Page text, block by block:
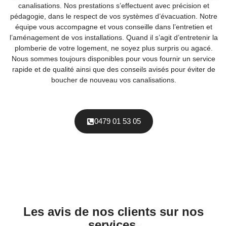
canalisations. Nos prestations s’effectuent avec précision et
pédagogie, dans le respect de vos systèmes d’évacuation. Notre
équipe vous accompagne et vous conseille dans l’entretien et
l’aménagement de vos installations. Quand il s’agit d’entretenir la
plomberie de votre logement, ne soyez plus surpris ou agacé.
Nous sommes toujours disponibles pour vous fournir un service
rapide et de qualité ainsi que des conseils avisés pour éviter de
boucher de nouveau vos canalisations.
0479 01 53 05
Les avis de nos clients sur nos